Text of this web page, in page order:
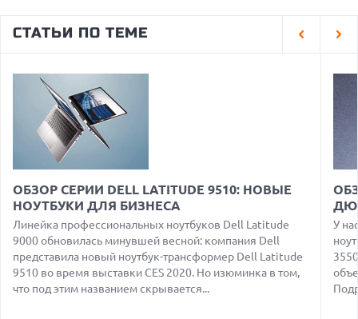
ОПТИЧЕСКИХ ТРАНСИВЕРОВ
ANTHROPIC ЗАКЛЮЧАЕТ СОГЛАШЕНИЕ НА $10 МЛРД С
ОБЛАЧНЫМ СТАРТАПОМ VOLTA
05.08.2026
ПРИБЫЛЬ SPACEX ОТ ИИ ПРЕВЫСИЛА ДОХОДЫ ОТ
КОСМИЧЕСКИХ ОПЕРАЦИЙ
05.08.2026
КОМПЕНСИРУЕТ СПАД ИГРОВОГО СЕГМЕНТА
05.08.2026
NOTHING ПРЕДСТАВИЛА НАУШНИКИ CMF CLIP PRO С
ПОДДЕРЖКОЙ LDAC И ЗАЩИТОЙ ОТ ВЛАГИ
05.08.2026
WISPR FLOW ПРЕДСТАВИЛА ИНСТРУМЕНТ ДЛЯ ЗАПИСИ
ЗАМЕТОК С СОВЕЩАНИЙ В СТИЛЕ GRANOLA
СТАТЬИ ПО ТЕМЕ
ОБЗОР СЕРИИ DELL LATITUDE 9510: НОВЫЕ
НОУТБУКИ ДЛЯ БИЗНЕСА
Линейка профессиональных ноутбуков Dell Latitude
9000 обновилась минувшей весной: компания Dell
представила новый ноутбук-трансформер Dell Latitude
9510 во время выставки CES 2020. Но изюминка в том,
что под этим названием скрывается...
У